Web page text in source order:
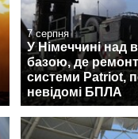
7 серпня
У Німеччині над
базою, де
системи Patriot,
невідомі БПЛА